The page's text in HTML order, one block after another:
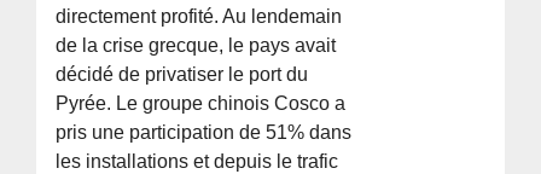
directement profité. Au lendemain
de la crise grecque, le pays avait
décidé de privatiser le port du
Pyrée. Le groupe chinois Cosco a
pris une participation de 51% dans
les installations et depuis le trafic